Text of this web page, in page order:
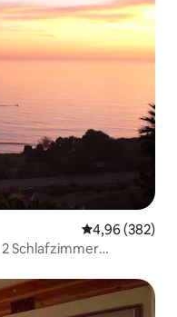
4,96 (382)
Schlafzimmer